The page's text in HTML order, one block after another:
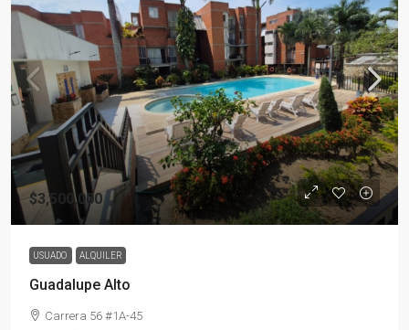
$3,500,000
USUADO ALQUILER
Guadalupe Alto
Carrera 56 #1A-45